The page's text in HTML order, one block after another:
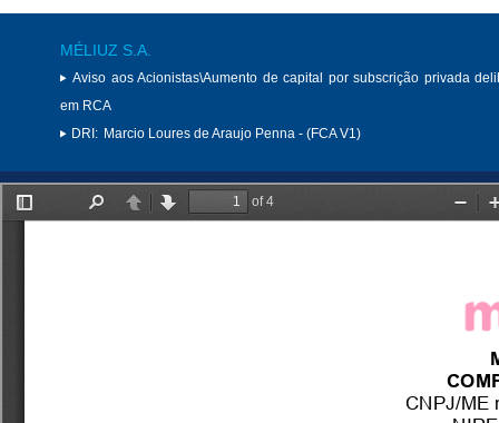
MÉLIUZ S.A.
Aviso aos Acionistas\Aumento de capital por subscrição privada
em RCA
DRI: Marcio Loures de Araujo Penna - (FCA V1)